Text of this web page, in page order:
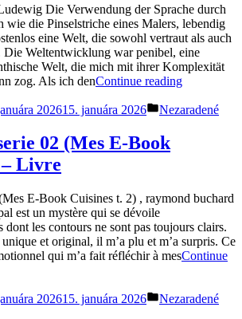
Die Verwendung der Sprache durch
wie die Pinselstriche eines Malers, lebendig
eine Welt, die sowohl vertraut als auch
Weltentwicklung war penibel, eine
Welt, die mich mit ihrer Komplexität
zog. Als ich denContinue reading„Ashby
:
202615. januára 2026
Posted
Nezaradené
02 (Mes E-Book
– Livre
E-Book Cuisines t. 2) , raymond buchard
est un mystère qui se dévoile
dont les contours ne sont pas toujours clairs.
et original, il m’a plu et m’a surpris. Ce
qui m’a fait réfléchir à mesContinue
202615. januára 2026
Posted
Nezaradené